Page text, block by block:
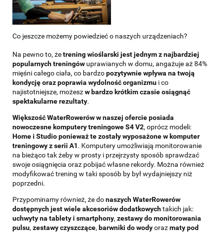
Co jeszcze możemy powiedzieć o naszych urządzeniach?
Na pewno to, żetrening wioślarski jest jednym z najbardziej
popularnych treningów uprawianych w domu, angażuje aż 84%
mięśni całego ciała, co bardzopozytywnie wpływa na twoją
kondycję oraz poprawia wydolność organizmu i co
najistotniejsze, możeszw bardzo krótkim czasie osiągnąć
spektakularne rezultaty.
Większość WaterRowerów w naszej ofercie posiada
nowoczesne komputery treningowe S4 V2, oprócz modeli:
Home i Studio ponieważ te zostały wyposażone w komputer
treningowy z serii A1. Komputery umożliwiają monitorowanie
na bieżąco tak żeby w prosty i przejrzysty sposób sprawdzać
swoje osiągnięcia oraz pobijać własne rekordy. Można również
modyfikować trening w taki sposób by był wydajniejszy niż
poprzedni.
Przypominamy również, że donaszych WaterRowerów
dostępnych jest wiele akcesoriów dodatkowychtakich jak:
uchwyty na tablety i smartphony, zestawy do monitorowania
pulsu, zestawy czyszczące, barwniki do wodyorazmaty pod